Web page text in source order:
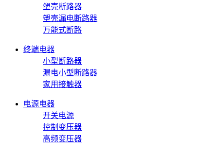
塑壳断路器
塑壳漏电断路器
万能式断路
终端电器
小型断路器
漏电小型断路器
家用接触器
电源电器
开关电源
控制变压器
高频变压器